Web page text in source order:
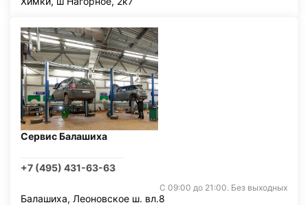
Сервис Балашиха
+7 (495) 431-63-63
С 09:00 до 21:00. Без выходных
Балашиха, Леоновское ш. вл.8